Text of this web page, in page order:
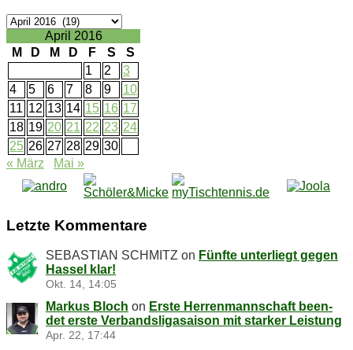
Ar­
April 2016
M
D M D F S
S
1
2
3
4
5 6 7 8 9
10
11 12 13 14 15 16 17
18 19 20 21 22 23 24
25 26 27 28 29 30
« März
Mai »
Letz­te Kommentare
SEBASTIAN SCHMITZ on Fünf­te un­ter­liegt ge­gen
Has­sel klar!
Okt. 14, 14:05
Markus Bloch on Ers­te Her­ren­mann­schaft be­en­
det ers­te Ver­bands­li­ga­sai­son mit star­ker Leistung
Apr. 22, 17:44